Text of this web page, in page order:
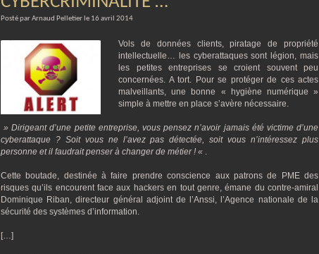
Posté par Arnaud Pelletier le 16 avril 2014
Vols de données clients, piratage de propriété
intellectuelle… les cyberattaques sont légion, mais
les petites entreprises se croient souvent peu
concernées. A tort. Pour se protéger de ces actes
malveillants, une bonne « hygiène numérique »
simple à mettre en place s’avère nécessaire.
» Dirigeant d’une petite entreprise, vous pensez n’avoir jamais été victime d’une
cyberattaque ? Soit vous ne l’avez pas détectée, soit vous n’intéressez plus
personne et il faudrait penser à changer de métier ! « .
Cette boutade, destinée à faire prendre conscience aux patrons de PME des
risques qu’ils encourent face aux hackers en tout genre, émane du contre-amiral
Dominique Riban, directeur général adjoint de l’Anssi, l’Agence nationale de la
sécurité des systèmes d’information.
[…]